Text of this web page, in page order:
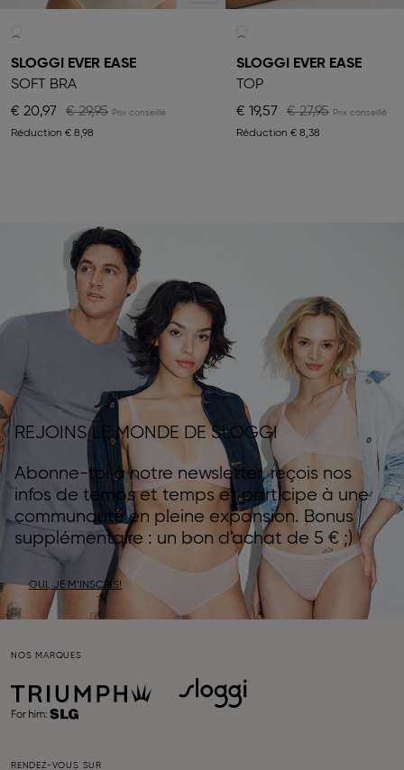
SLOGGI EVER EASE
SOFT BRA
€ 20,97
€ 29,95
Réduction € 8,98
SLOGGI EVER EASE
TOP
€ 19,57
€ 27,95
Réduction € 8,38
REJOINS LE MONDE DE SLOGGI
Abonne-toi à notre newsletter, reçois nos
infos de temps et temps et participe à une
communauté en pleine expansion. Bonus
supplémentaire : un bon d'achat de 5 € ;)
OUI, JE M’INSCRIS!
NOS MARQUES
RENDEZ-VOUS SUR